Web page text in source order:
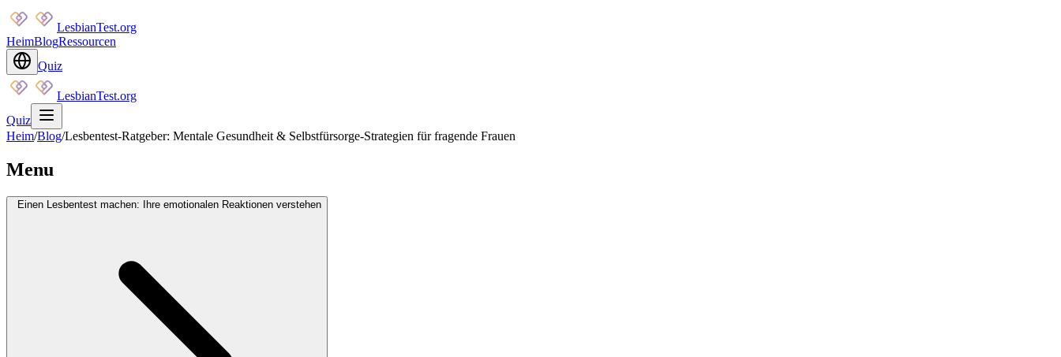
LesbianTest.org
HeimBlogRessourcen
Quiz
LesbianTest.org
Quiz
Heim/Blog/Lesbentest-Ratgeber: Mentale Gesundheit & Selbstfürsorge-Strategien für fragende Frauen
Menu
Einen Lesbentest machen: Ihre emotionalen Reaktionen verstehen